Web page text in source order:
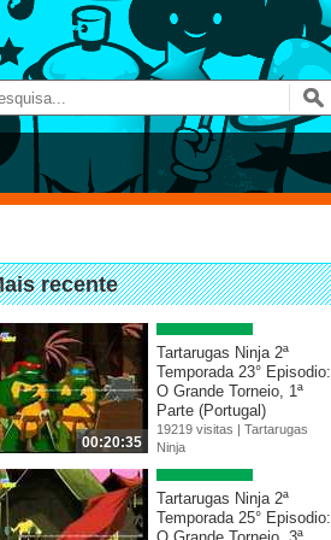
recente
00:20:35
Tartarugas Ninja 2ª
Temporada 23° Episodio:
O Grande Torneio, 1ª
Parte (Portugal)
19219 visitas | Tartarugas
Ninja
Tartarugas Ninja 2ª
Temporada 25° Episodio: